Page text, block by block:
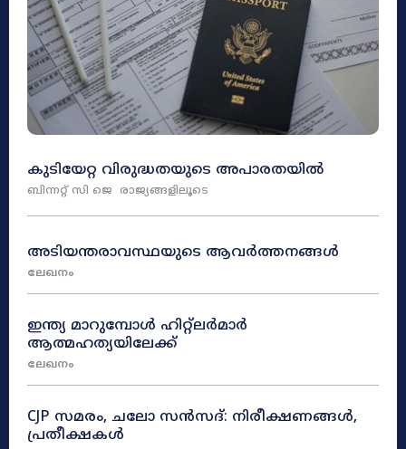
കുടിയേറ്റ വിരുദ്ധതയുടെ അപാരതയിൽ
ബിന്നറ്റ് സി ജെ രാജ്യങ്ങളിലൂടെ
അടിയന്തരാവസ്ഥയുടെ ആവർത്തനങ്ങൾ
ലേഖനം
ഇന്ത്യ മാറുമ്പോൾ ഹിറ്റ്ലർമാർ
ആത്മഹത്യയിലേക്ക്
ലേഖനം
CJP സമരം, ചലോ സൻസദ്: നിരീക്ഷണങ്ങൾ,
പ്രതീക്ഷകൾ